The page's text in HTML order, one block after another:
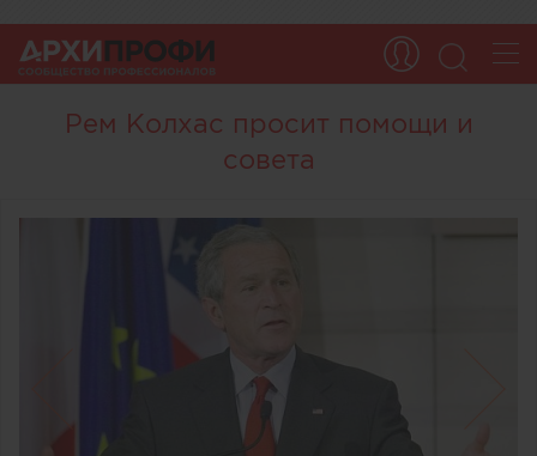
Рем Колхас просит помощи и
совета